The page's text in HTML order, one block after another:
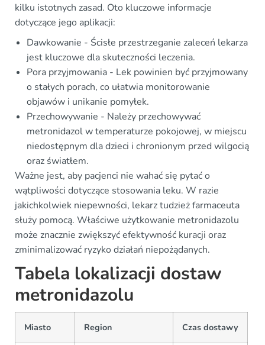
kilku istotnych zasad. Oto kluczowe informacje
dotyczące jego aplikacji:
Dawkowanie - Ścisłe przestrzeganie zaleceń lekarza
jest kluczowe dla skuteczności leczenia.
Pora przyjmowania - Lek powinien być przyjmowany
o stałych porach, co ułatwia monitorowanie
objawów i unikanie pomyłek.
Przechowywanie - Należy przechowywać
metronidazol w temperaturze pokojowej, w miejscu
niedostępnym dla dzieci i chronionym przed wilgocią
oraz światłem.
Ważne jest, aby pacjenci nie wahać się pytać o
wątpliwości dotyczące stosowania leku. W razie
jakichkolwiek niepewności, lekarz tudzież farmaceuta
służy pomocą. Właściwe użytkowanie metronidazolu
może znacznie zwiększyć efektywność kuracji oraz
zminimalizować ryzyko działań niepożądanych.
Tabela lokalizacji dostaw
metronidazolu
Miasto Region Czas dostawy